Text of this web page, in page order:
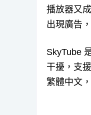
播放器又
出現廣告
SkyTube
干擾，支
繁體中文